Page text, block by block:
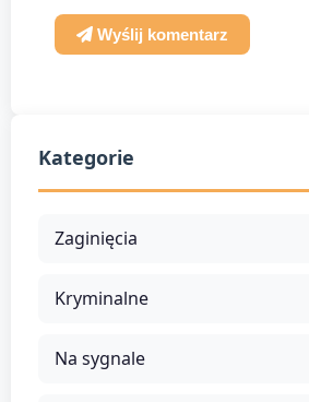
Wyślij komentarz
Kategorie
Zaginięcia
Kryminalne
Na sygnale